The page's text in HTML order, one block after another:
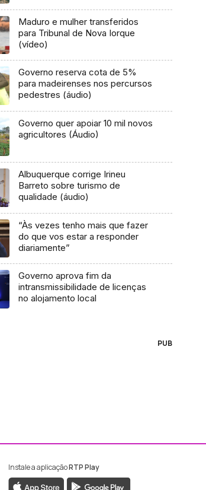
Maduro e mulher transferidos
para Tribunal de Nova Iorque
(vídeo)
Governo reserva cota de 5%
para madeirenses nos percursos
pedestres (áudio)
Governo quer apoiar 10 mil novos
agricultores (Áudio)
Albuquerque corrige Irineu
Barreto sobre turismo de
qualidade (áudio)
“Às vezes tenho mais que fazer
do que vos estar a responder
diariamente”
Governo aprova fim da
intransmissibilidade de licenças
no alojamento local
PUB
Madeira
RTP Madeira
Instale a aplicaçãoRTP Play